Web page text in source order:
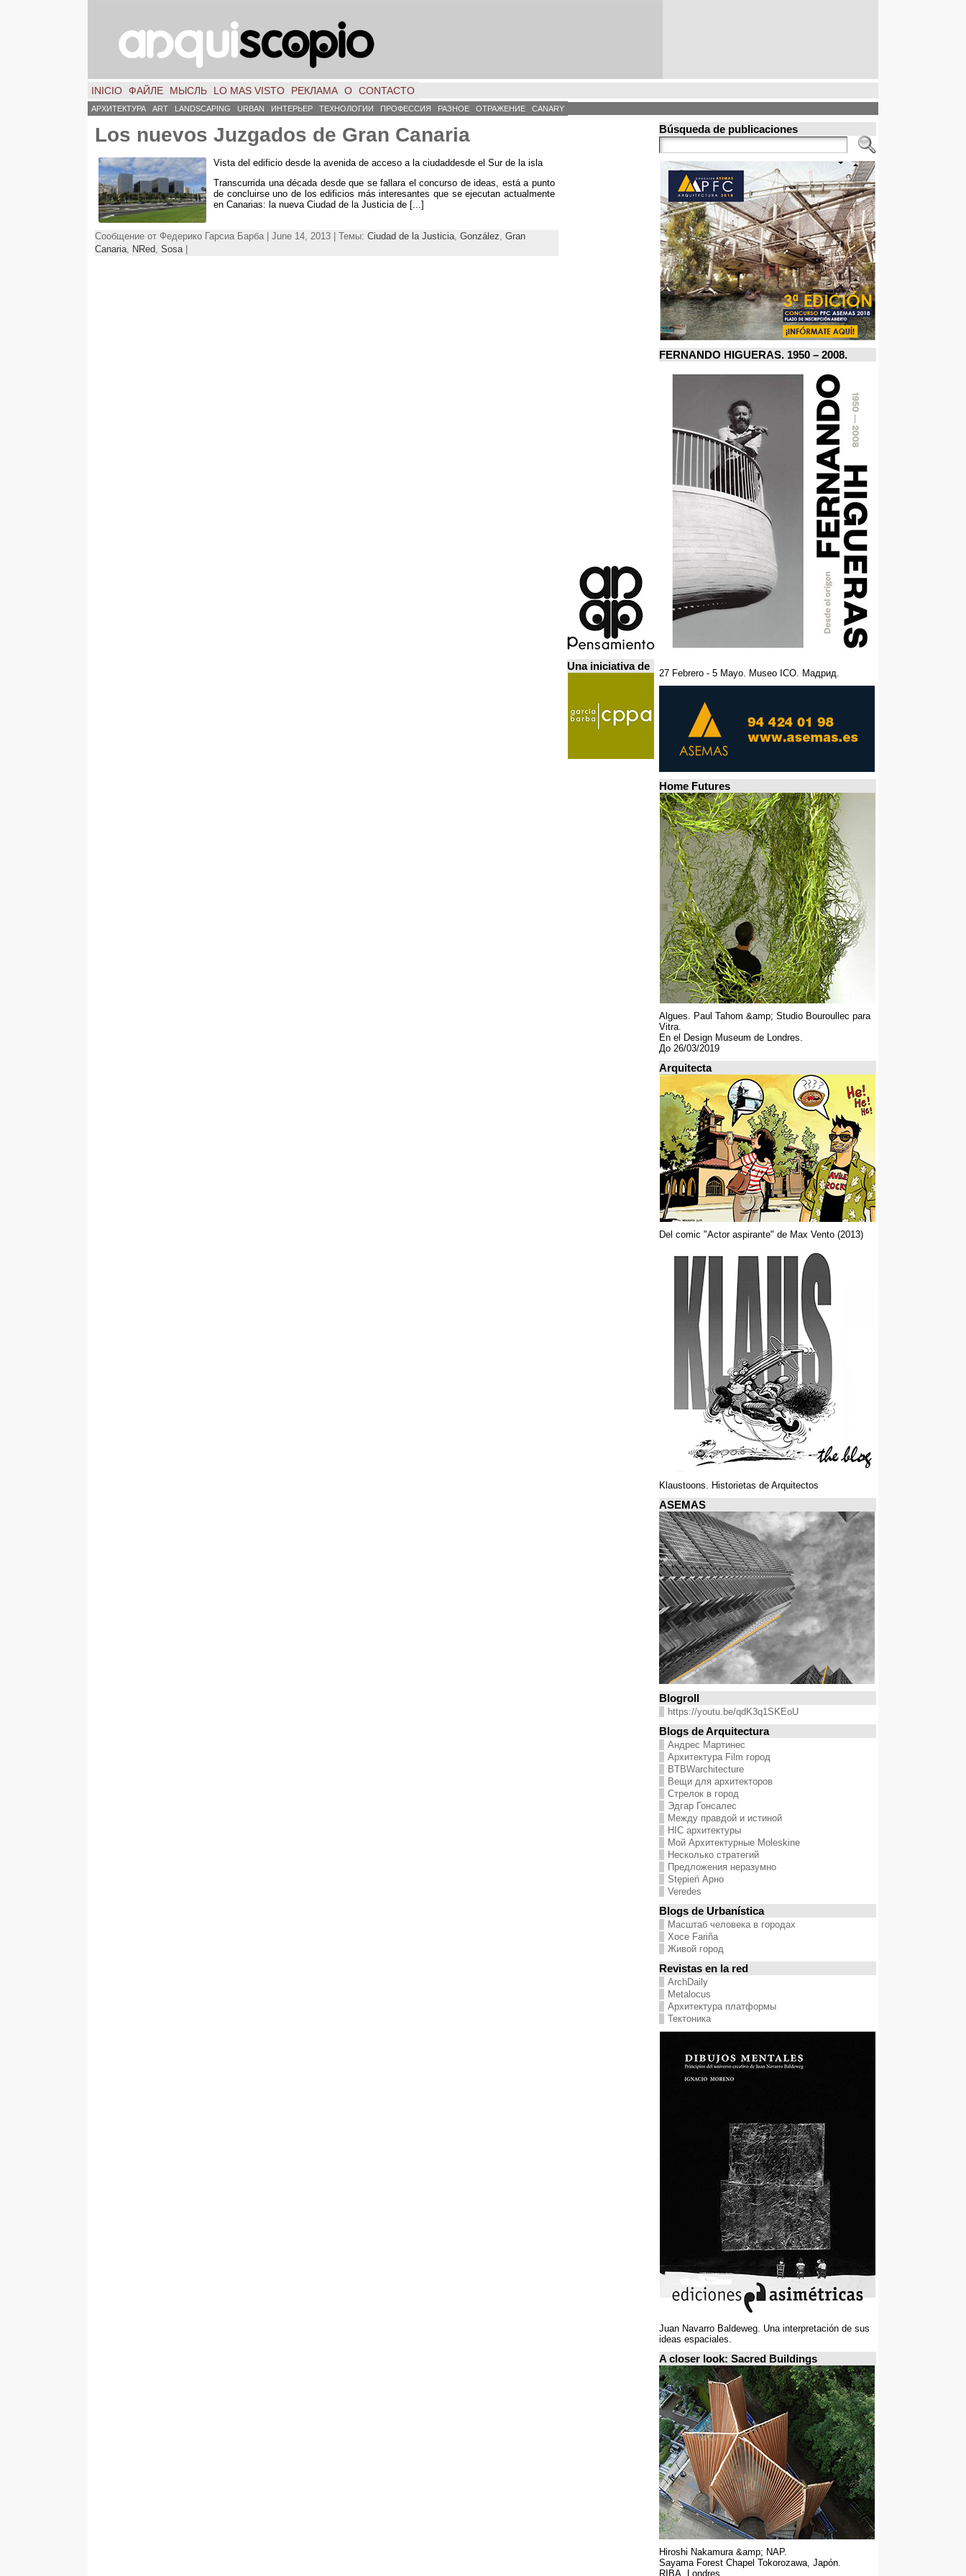
INICIO ФАЙЛЕ МЫСЛЬ LO MAS VISTO РЕКЛАМА О CONTACTO
АРХИТЕКТУРА ART LANDSCAPING URBAN ИНТЕРЬЕР ТЕХНОЛОГИИ ПРОФЕССИЯ РАЗНОЕ ОТРАЖЕНИЕ CANARY
Los nuevos Juzgados de Gran Canaria
Vista del edificio desde la avenida de acceso a la ciudaddesde el Sur de la isla
Transcurrida una década desde que se fallara el concurso de ideas
está a punto
de concluirse uno de los edificios más interesantes que se ejecutan actualmente
en Canarias: la nueva Ciudad de la Justicia de [...]
Сообщение от Федерико Гарсиа Барба | June 14, 2013 | Темы: Ciudad de la Justicia González Gran
Canaria
NRed Sosa
Una iniciativa de
Búsqueda de publicaciones
FERNANDO HIGUERAS. 1950 – 2008.
27 Febrero - 5 Mayo. Museo ICO. Мадрид.
Home Futures
Algues. Paul Tahom &amp; Studio Bouroullec para
Vitra.
En el Design Museum de Londres.
До 26/03/2019
Arquitecta
Del comic "Actor aspirante" de Max Vento (2013)
Klaustoons. Historietas de Arquitectos
ASEMAS
Blogroll
https://youtu.be/qdK3q1SKEoU
Blogs de Arquitectura
Андрес Мартинес
Архитектура Film город
BTBWarchitecture
Вещи для архитекторов
Стрелок в город
Эдгар Гонсалес
Между правдой и истиной
HIC архитектуры
Мой Архитектурные Moleskine
Несколько стратегий
Предложения неразумно
Stępień Арно
Veredes
Blogs de Urbanística
Масштаб человека в городах
Хосе Fariña
Живой город
Revistas en la red
ArchDaily
Metalocus
Архитектура платформы
Тектоника
Juan Navarro Baldeweg. Una interpretación de sus
ideas espaciales.
A closer look: Sacred Buildings
Hiroshi Nakamura &amp; NAP.
Sayama Forest Chapel Tokorozawa, Japón.
RIBA, Londres.